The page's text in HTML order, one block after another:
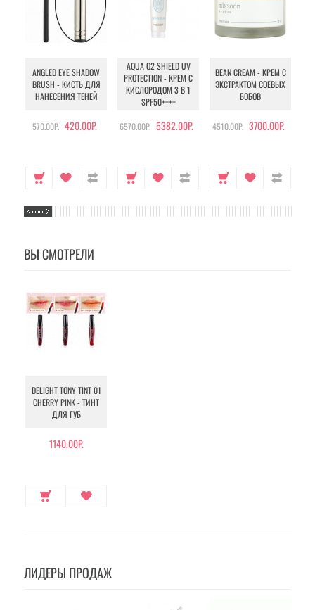
ANGLED EYE SHADOW
BRUSH - КИСТЬ ДЛЯ
НАНЕСЕНИЯ ТЕНЕЙ
570.00Р. 420.00Р.
AQUA O2 SHIELD UV
PROTECTION - КРЕМ С
КИСЛОРОДОМ 3 В 1
SPF50++++
6570.00Р. 5382.00Р.
BEAN CREAM - КРЕМ С
ЭКСТРАКТОМ СОЕВЫХ
БОБОВ
4510.00Р. 3700.00Р.
ВЫ СМОТРЕЛИ
DELIGHT TONY TINT 01
CHERRY PINK - ТИНТ
ДЛЯ ГУБ
1140.00Р.
ЛИДЕРЫ ПРОДАЖ